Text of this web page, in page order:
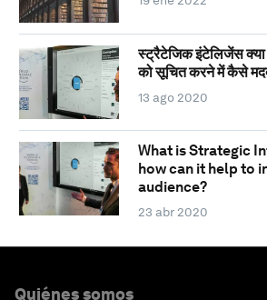
स्ट्रैटेजिक इंटेलिजेंस
को सूचित करने में कैसे
13 ago 2020
What is Strategic
how can it help to
audience?
23 abr 2020
Quiénes somos